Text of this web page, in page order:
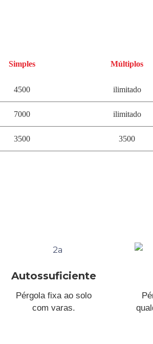
Simples Múltiplos
4500 ilimitado
7000 ilimitado
3500 3500
Autossuficiente
Pérgola fixa ao solo
com varas.